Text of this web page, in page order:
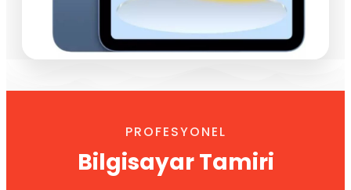
PROFESYONEL
Bilgisayar Tamiri